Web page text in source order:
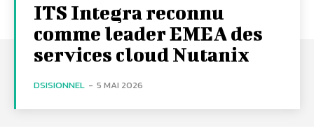
ITS Integra reconnu
comme leader EMEA des
services cloud Nutanix
DSISIONNEL - 5 MAI 2026